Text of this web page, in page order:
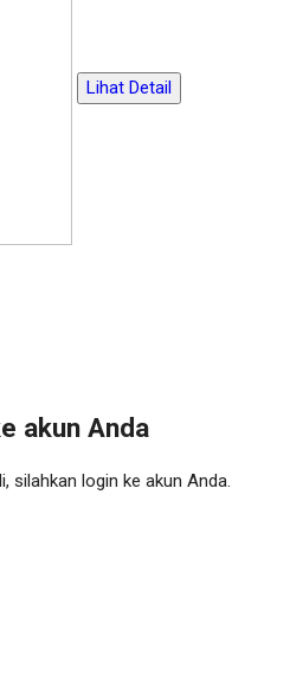
Lihat Detail
akun Anda
silahkan login ke akun Anda.